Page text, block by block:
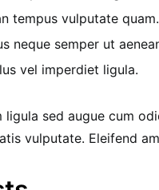
tempus vulputate quam.
neque semper ut
vel imperdiet ligula.
ligula sed augue cum
vulputate. Eleifend